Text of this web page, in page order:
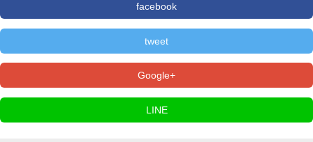
facebook
tweet
Google+
LINE